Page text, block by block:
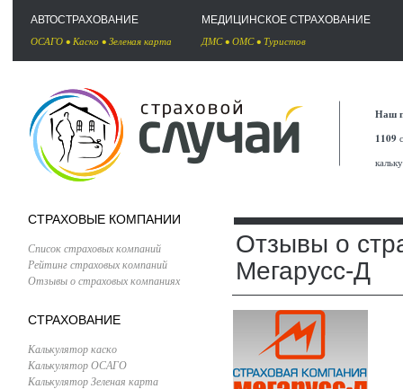
АВТОСТРАХОВАНИЕ
ОСАГО • Каско • Зеленая карта
МЕДИЦИНСКОЕ СТРАХОВАНИЕ
ДМС• ОМС• Туристов
Наш
1109
СТРАХОВЫЕ КОМПАНИИ
Список страховых компаний
Рейтинг страховых компаний
Отзывы о страховых компаниях
СТРАХОВАНИЕ
Калькулятор каско
Калькулятор ОСАГО
Калькулятор Зеленая карта
Отзывы о
Мегарусс-Д